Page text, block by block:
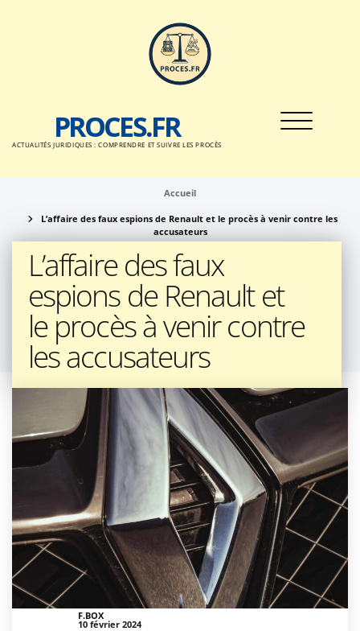
PROCES.FR
ACTUALITÉS JURIDIQUES : COMPRENDRE ET SUIVRE LES PROCÈS
Toggle
Accueil
L’affaire des faux espions de Renault et le procès à venir contre les
accusateurs
L’affaire des faux
espions de Renault et
le procès à venir contre
les accusateurs
F.BOX
10 février 2024